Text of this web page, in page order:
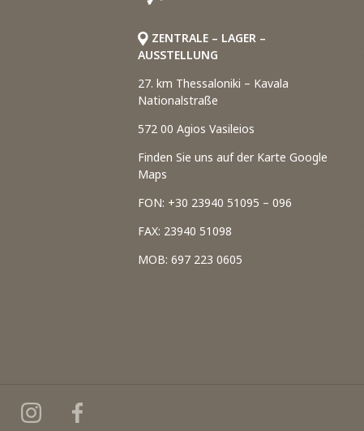
ZENTRALE – LAGER –
AUSSTELLUNG
27. km Thessaloniki – Kavala
Nationalstraße
572 00 Agios Vasileios
Finden Sie uns auf der Karte Google
Maps
FON: +30 23940 51095 – 096
FAX: 23940 51098
MOB: 697 223 0605